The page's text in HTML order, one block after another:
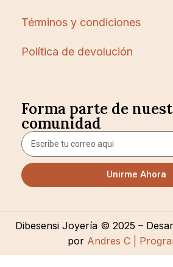
Términos y condiciones
Política de devolución
Forma parte de
comunidad
Unirme Ahora
Dibesensi Joyería © 2025 –
porAndres C |